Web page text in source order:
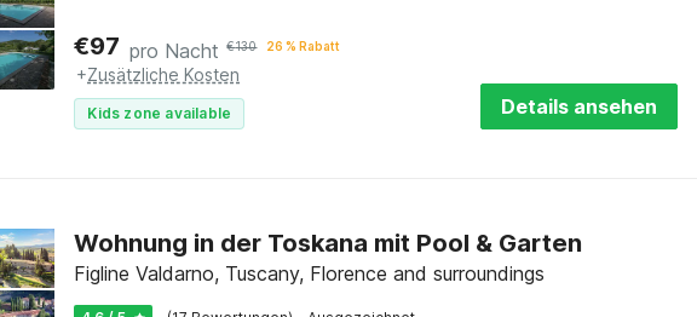
€97 pro Nacht €130 26 % Rabatt
+Zusätzliche Kosten
Kids zone available Details ansehen
Wohnung in der Toskana mit Pool & Garten
Figline Valdarno, Tuscany, Florence and surroundings